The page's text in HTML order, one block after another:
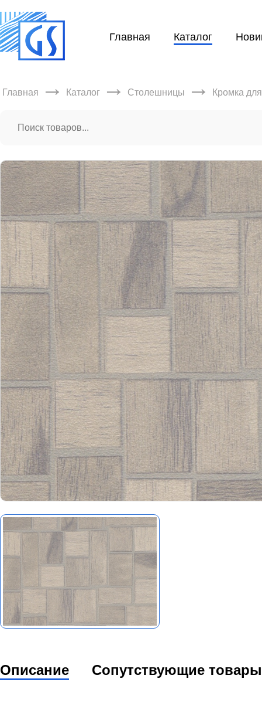
Главная Каталог
Главная → Каталог → Столешницы → Кромка
Описание Сопутствующие товары